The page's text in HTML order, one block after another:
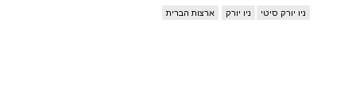
ניו יורק סיטי ניו יורק ארצות הברית